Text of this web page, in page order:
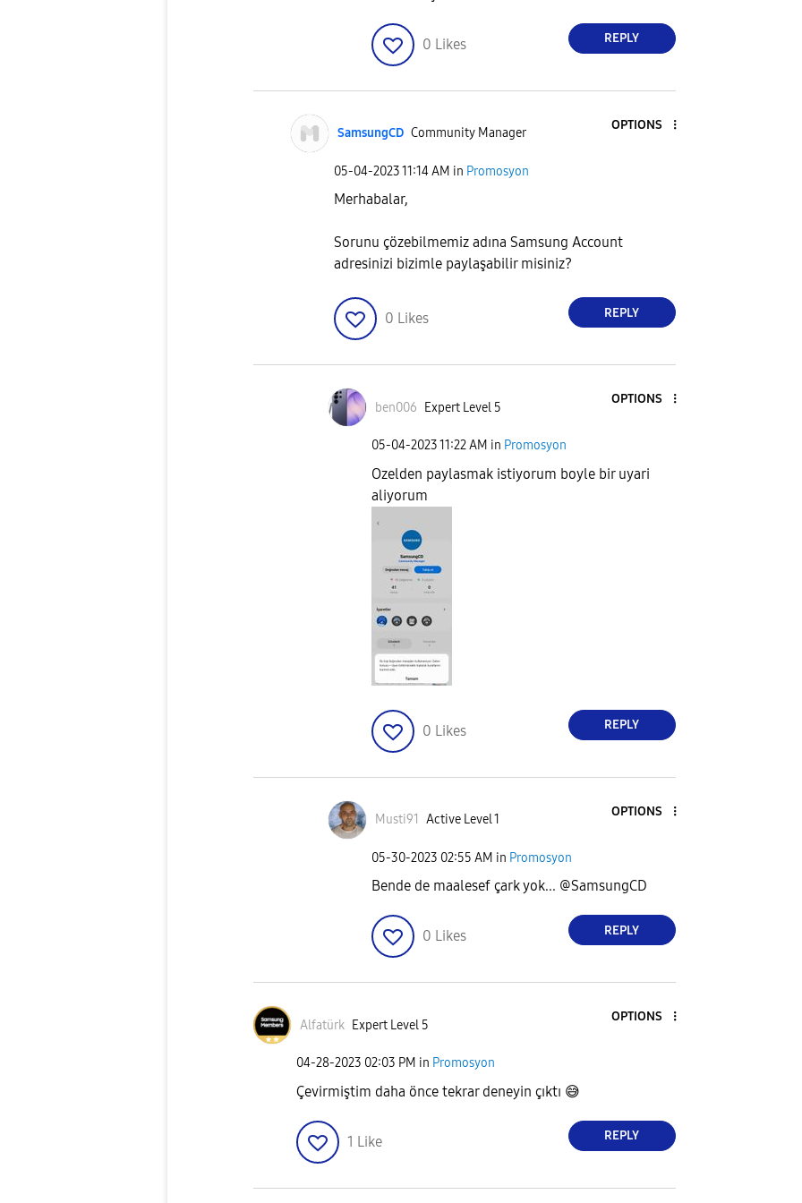
0 Likes REPLY
SamsungCD Community Manager
OPTIONS
‎05-04-202311:14 AM in Promosyon
Merhabalar,
Sorunu çözebilmemiz adına Samsung Account
adresinizi bizimle paylaşabilir misiniz?
0 Likes REPLY
ben006 Expert Level 5
OPTIONS
‎05-04-202311:22 AM in Promosyon
Ozelden paylasmak istiyorum boyle bir uyari
aliyorum
0 Likes REPLY
Musti91 Active Level 1
OPTIONS
‎05-30-2023 02:55 AM in Promosyon
Bende de maalesef çark yok... @SamsungCD
0 Likes REPLY
Alfatürk Expert Level 5
OPTIONS
‎04-28-2023 02:03 PM in Promosyon
Çevirmiştim daha önce tekrar deneyin çıktı 😅
1 Like REPLY